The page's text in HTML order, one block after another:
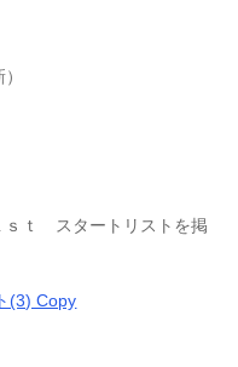
ｓｔ スタートリストを掲
(3) Copy